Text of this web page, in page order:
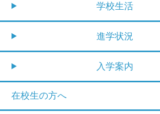
学校生活
進学状況
入学案内
在校生の方へ